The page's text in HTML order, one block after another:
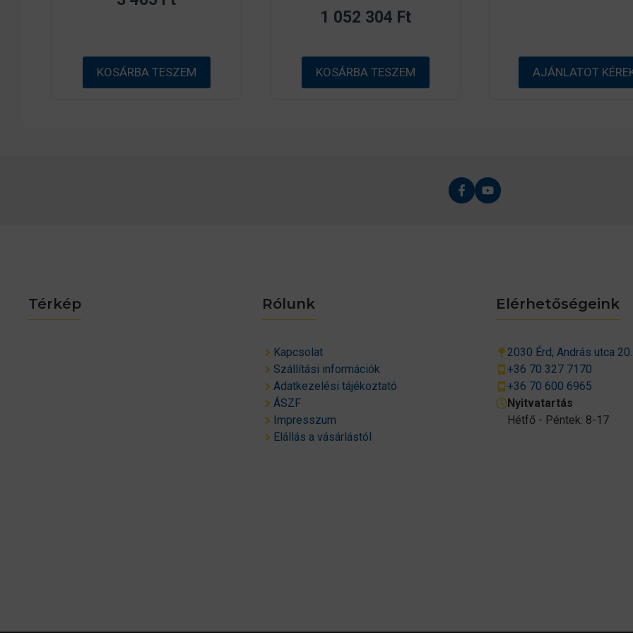
KOSÁRBA TESZEM
5
l
1 052 304 Ft
KOSÁRBA TESZEM AJÁNLATOT
Térkép Rólunk
Kapcsolat
Szállítási információk
Adatkezelési tájékoztató
ÁSZF
Impresszum
Elállás a vásárlástól
Elérhetőségeink
2030 Érd, András utca 20.
+36 70 327 7170
+36 70 600 6965
Nyitvatartás
Hétfő - Péntek: 8-17